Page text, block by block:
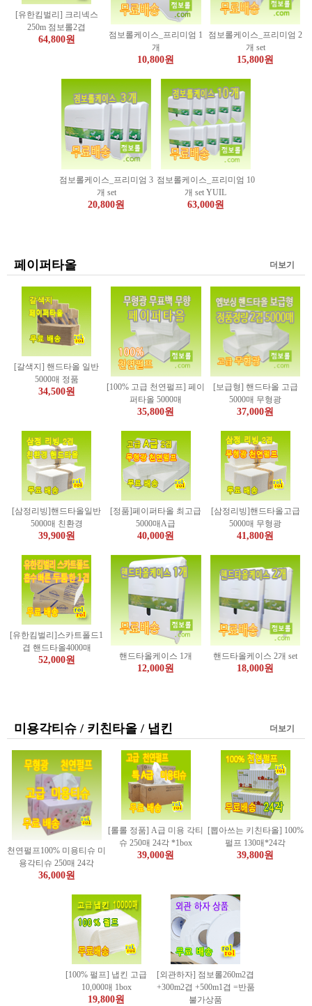
[유한킴벌리] 크리넥스
250m 점보롤2겹
64,800원
점보롤케이스_프리미엄 1
개
10,800원
점보롤케이스_프리미엄 2
개 set
15,800원
점보롤케이스_프리미엄 3
개 set
20,800원
점보롤케이스_프리미엄 10
개 set YUIL
63,000원
페이퍼타올 더보기
[갈색지] 핸드타올 일반
5000매 정품
34,500원
[100% 고급 천연펄프] 페이
퍼타올 5000매
35,800원
[보급형] 핸드타올 고급
5000매 무형광
37,000원
[삼정리빙]핸드타올일반
5000매 친환경
39,900원
[정품]페이퍼타올 최고급
5000매A급
40,000원
[삼정리빙]핸드타올고급
5000매 무형광
41,800원
[유한킴벌리]스카트폴드1
겹 핸드타올4000매
52,000원 핸드타올케이스 1개
12,000원
핸드타올케이스 2개 set
18,000원
미용각티슈 / 키친타올 / 냅킨 더보기
천연펄프100% 미용티슈 미
용각티슈 250매 24각
36,000원
[롤롤 정품] A급 미용 각티
슈 250매 24각 *1box
39,000원
[뽑아쓰는 키친타올] 100%
펄프 130매*24각
39,800원
[100% 펄프] 냅킨 고급
10,000매 1box
19,800원
[외관하자] 점보롤260m2겹
+300m2겹 +500m1겹 =반품
불가상품